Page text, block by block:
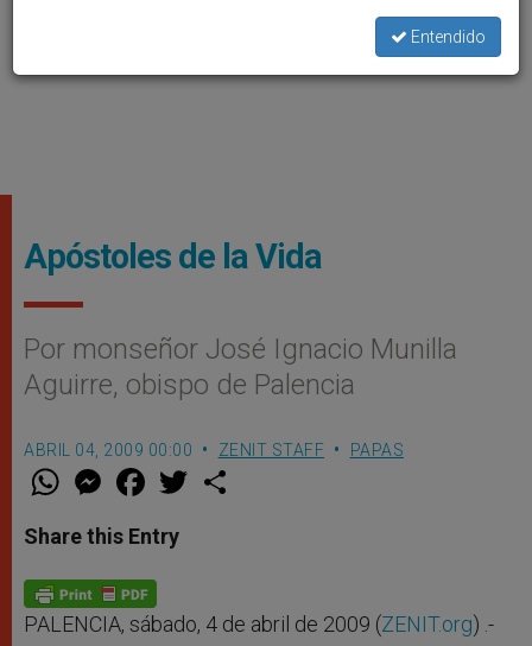
Apóstoles de la Vida
Por monseñor José Ignacio Munilla
Aguirre, obispo de Palencia
ABRIL 04, 2009 00:00 ZENIT STAFF PAPAS
W
t
s
p
p
M
e
s
e
g
e
r
F
a
e
b
o
k
w
Share this Entry
PALENCIA, sábado, 4 de abril de 2009 (ZENIT.org) .-
Entendido